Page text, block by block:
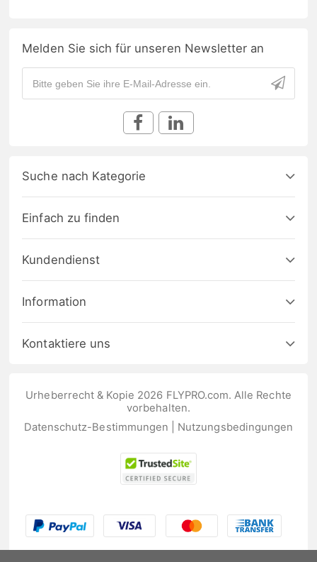
Melden Sie sich für unseren Newsletter an
Suche nach Kategorie
Einfach zu finden
Kundendienst
Information
Kontaktiere uns
Urheberrecht & Kopie 2026 FLYPRO.com. Alle Rechte
vorbehalten.
Datenschutz-Bestimmungen
Nutzungsbedingungen